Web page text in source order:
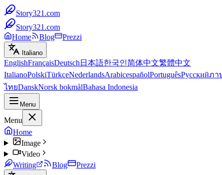
Story321.com
Story321.com
Home
Blog Prezzi
Italiano
EnglishFrançaisDeutsch 日本語한국인简体中文繁體中文
ItalianoPolskiTürkçeNederlandsArabicespañolPortuguêsРусскийภา
ไทยDanskNorsk bokmålBahasa Indonesia
Menu
Menu
Home
Image
Video
Writing
Blog Prezzi